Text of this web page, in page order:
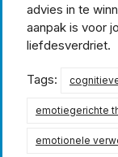
advies in te
aanpak is voor
liefdesverdriet.
Tags:
emotiegerichte
emotionele